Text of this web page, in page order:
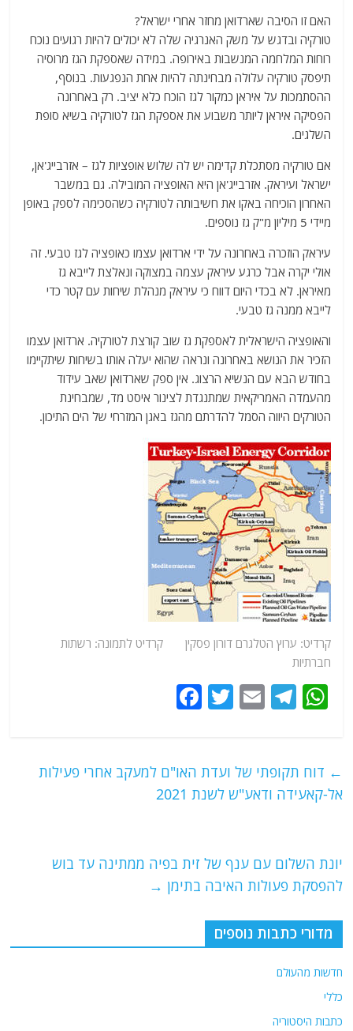
at
s
A
p
p
e
g
ra
m
ai
l
itt
er
c
e
b
o
k
האם זו הסיבה שארדואן מחזר אחרי ישראל?
טורקיה ובדגש על משק האנרגיה שלה לא יכולים להיות רגועים נוכח
רוחות המלחמה המנשבות באירופה. במידה שאספקת הגז מרוסיה
תיפסק טורקיה עלולה מבחינתה להיות אחת הנפגעות. בנוסף,
ההסתמכות על איראן כמקור לגז הוכח כלא יציב. רק באחרונה
הפסיקה איראן ליותר משבוע את אספקת הגז לטורקיה בשיא סופת
השלגים.
אם טורקיה מסתכלת קדימה יש לה שלוש אופציות לגז – אזרבייג'אן,
ישראל ועיראק. אזרבייג'אן היא האופציה המובילה. גם במשבר
האחרון הוכיחה באקו את חשיבותה לטורקיה כשהסכימה לספק באופן
מיידי 5 מיליון מ"ק גז נוספים.
עיראק הוזכרה באחרונה על ידי ארדואן עצמו כאופציה לגז טבעי. זה
אולי יקרה אבל כרגע עיראק עצמה במצוקה ונאלצת לייבא גז
מאיראן. לא בכדי היום דווח כי עיראק מנהלת שיחות עם קטר כדי
לייבא ממנה גז טבעי.
והאופציה הישראלית לאספקת גז שוב קורצת לטורקיה. ארדואן עצמו
הזכיר את הנושא באחרונה ונראה שהוא יעלה אותו בשיחות שיתקיימו
בחודש הבא עם הנשיא הרצוג. אין ספק שארדואן שאב עידוד
מהעמדה האמריקאית שמתנגדת לצינור איסט מד, שמבחינת
הטורקים היווה הסמל להדרתם מהגז באגן המזרחי של הים התיכון.
קרדיט: ערוץ הטלגרם דורון פסקין קרדיט לתמונה: רשתות
חברתיות
W
s
A
T
g
ra
E
l
T
er
e
b
k
← דוח תקופתי של ועדת האו"ם למעקב אחרי פעילות
אל-קאעידה ודאע"ש לשנת 2021
יונת השלום עם ענף של זית בפיה ממתינה עד בוש
להפסקת פעולות האיבה בתימן →
מדורי כתבות נוספים
חדשות מהעולם
כללי
כתבות היסטוריה